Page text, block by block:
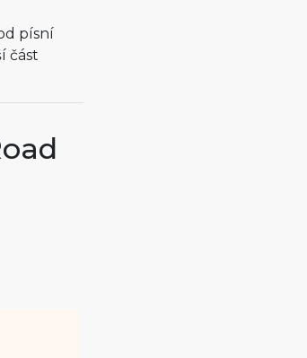
písní
část